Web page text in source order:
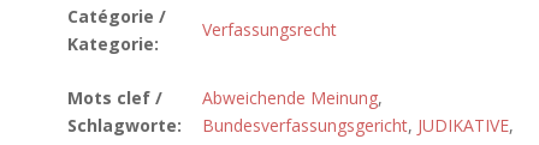
Catégorie /
Kategorie:
Verfassungsrecht
Mots clef /
Schlagworte:
Abweichende Meinung,
Bundesverfassungsgericht, JUDIKATIVE,